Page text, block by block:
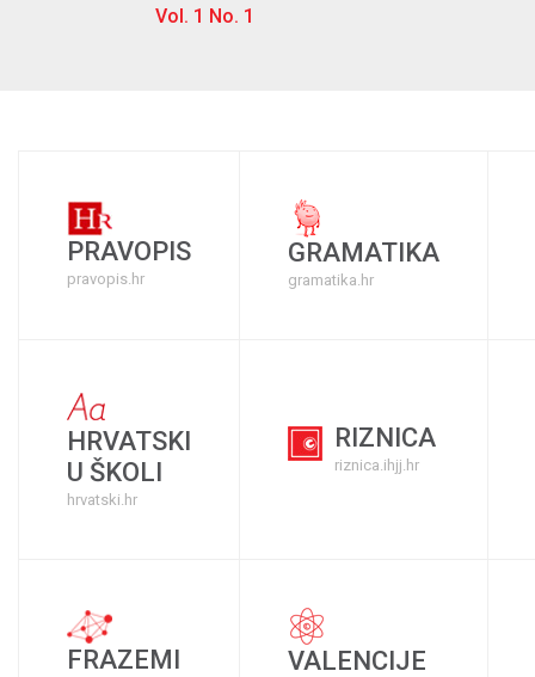
Vol. 1 No. 1
PRAVOPIS
pravopis.hr
GRAMATIKA
gramatika.hr
HRVATSKI
U ŠKOLI
hrvatski.hr
RIZNICA
riznica.ihjj.hr
FRAZEMI VALENCIJE